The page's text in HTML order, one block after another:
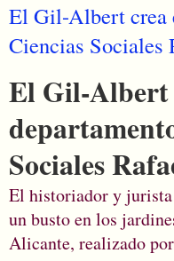
El Gil-Albert crea
Ciencias
El Gil-Albert
Sociales
El historiador y
un busto en los
Alicante, realizado